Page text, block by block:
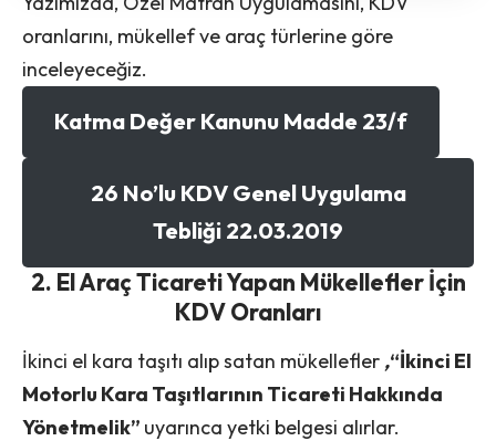
oranlarını, mükellef ve araç türlerine göre
inceleyeceğiz.
Katma Değer Kanunu Madde 23/f
26 No’lu KDV Genel Uygulama
Tebliği 22.03.2019
2. El Araç Ticareti Yapan Mükellefler İçin
KDV Oranları
İkinci el kara taşıtı alıp satan mükellefler ,“İkinci El
Motorlu Kara Taşıtlarının Ticareti Hakkında
Yönetmelik” uyarınca yetki belgesi alırlar.